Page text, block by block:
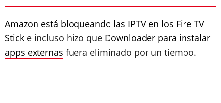
Amazon está bloqueando las IPTV en los Fire TV
Stick e incluso hizo que Downloader para instalar
apps externas fuera eliminado por un tiempo.